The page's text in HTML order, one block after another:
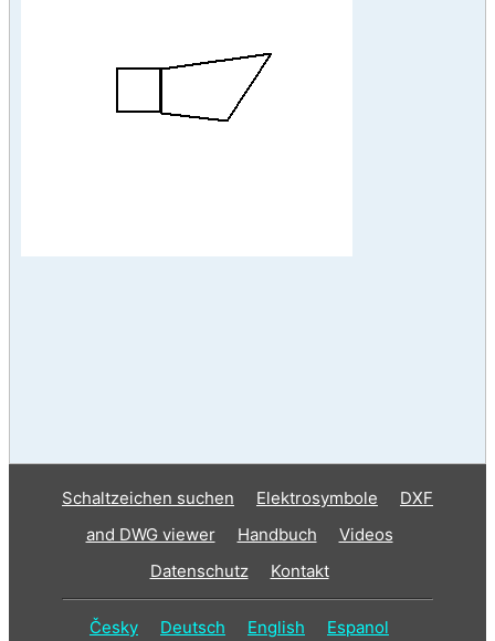
Schaltzeichen suchen Elektrosymbole
DXF
and DWG viewer
Handbuch
Videos
Datenschutz
Kontakt
Česky Deutsch English Espanol